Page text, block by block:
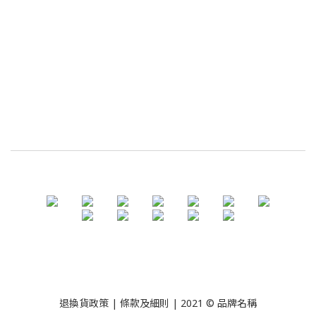
退換貨政策 | 條款及細則 | 2021 © 品牌名稱